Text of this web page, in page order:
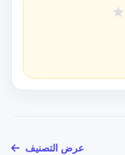
★
عرض التصنيف